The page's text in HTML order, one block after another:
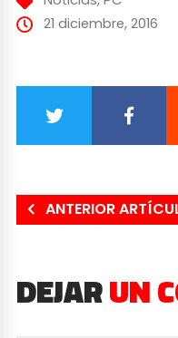
21 diciembre, 2016
ANTERIOR
DEJARUN